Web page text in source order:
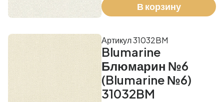
В корзину
Blumarine
Блюмарин №6
(Blumarine №6)
31032BM
Артикул 31032BM